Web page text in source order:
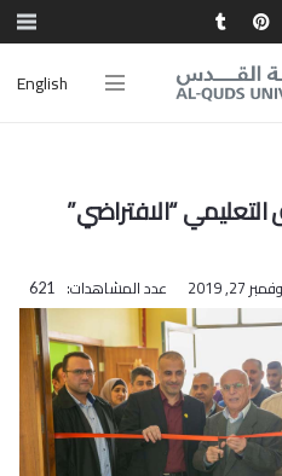
English
“الافتراضي”
27, 2019 عدد المشاهدات: 621